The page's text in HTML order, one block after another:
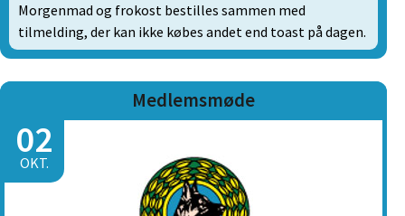
Morgenmad og frokost bestilles sammen med
tilmelding, der kan ikke købes andet end toast på dagen.
Medlemsmøde
02
OKT.